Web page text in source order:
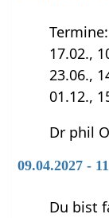
17.02.,
23.06.,
01.12.,
Dr phil
09.04.2027 -
Du bist